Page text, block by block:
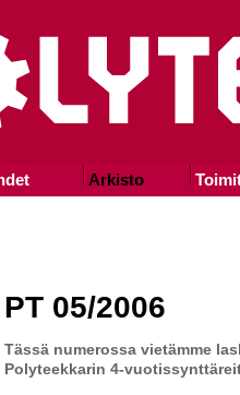
Arkisto
PT 05/2006
Tässä numerossa vietämme
Polyteekkarin 4-